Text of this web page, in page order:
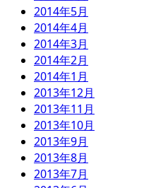
2014年5月
2014年4月
2014年3月
2014年2月
2014年1月
2013年12月
2013年11月
2013年10月
2013年9月
2013年8月
2013年7月